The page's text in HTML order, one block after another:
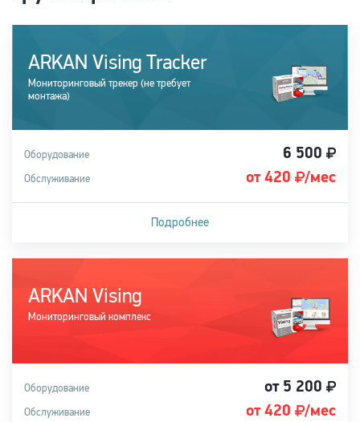
ARKAN Vising Tracker
Мониторинговый трекер (не требует
монтажа)
Оборудование 6 500
Обслуживание от 420 /мес
Подробнее
Купить систему
ARKAN Vising
Мониторинговый комплекс
Оборудование от 5 200
Обслуживание от 420 /мес